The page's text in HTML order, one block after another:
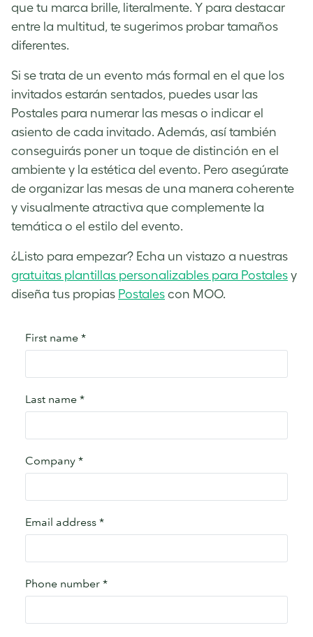
que tu marca brille, literalmente. Y para destacar
entre la multitud, te sugerimos probar tamaños
diferentes.
Si se trata de un evento más formal en el que los
invitados estarán sentados, puedes usar las
Postales para numerar las mesas o indicar el
asiento de cada invitado. Además, así también
conseguirás poner un toque de distinción en el
ambiente y la estética del evento. Pero asegúrate
de organizar las mesas de una manera coherente
y visualmente atractiva que complemente la
temática o el estilo del evento.
¿Listo para empezar? Echa un vistazo a nuestras
gratuitas plantillas personalizables para Postales y
diseña tus propias Postales con MOO.